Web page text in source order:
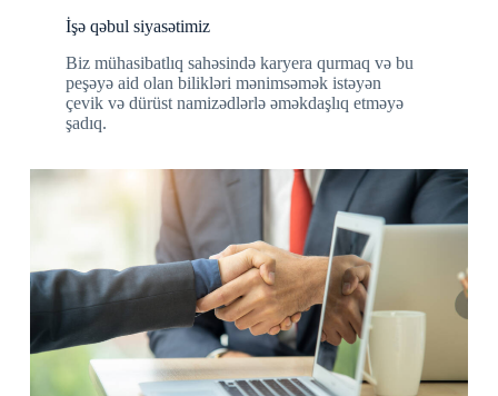
İşə qəbul siyasətimiz
Biz mühasibatlıq sahəsində karyera qurmaq və bu
peşəyə aid olan bilikləri mənimsəmək istəyən
çevik və dürüst namizədlərlə əməkdaşlıq etməyə
şadıq.